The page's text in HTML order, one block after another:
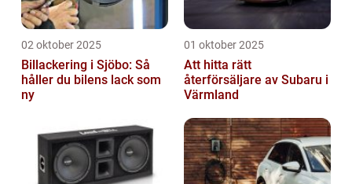
02 oktober 2025
Billackering i Sjöbo: Så
håller du bilens lack som
ny
01 oktober 2025
Att hitta rätt
återförsäljare av Subaru i
Värmland